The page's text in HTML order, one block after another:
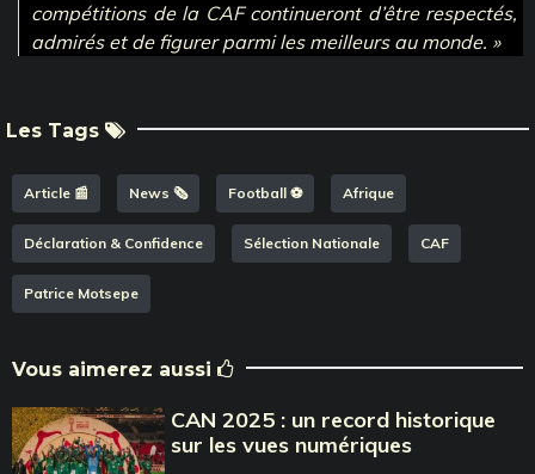
compétitions de la CAF continueront d’être respectés,
admirés et de figurer parmi les meilleurs au monde. »
Les Tags
Article 📰 News 🗞️ Football ⚽️ Afrique
Déclaration & Confidence Sélection Nationale CAF
Patrice Motsepe
Vous aimerez aussi
CAN 2025 : un record historique
sur les vues numériques